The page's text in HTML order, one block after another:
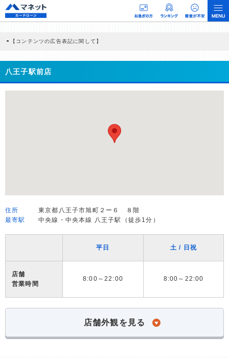
【コンテンツの広告表記に関して】
商品を根拠なくPRするものではなく、当編集部の調査／ユーザーへの口コミ収集な
どに基づき、公平性を担保した情報提供を行っています。
>提携企業一覧
八王子駅前店
住所
東京都八王子市旭町２ー６ ８階
最寄駅
中央線・中央本線 八王子駅（徒歩1分）
平日 土 / 日祝
店舗
営業時間
8:00～22:00 8:00～22:00
店舗外観を見る